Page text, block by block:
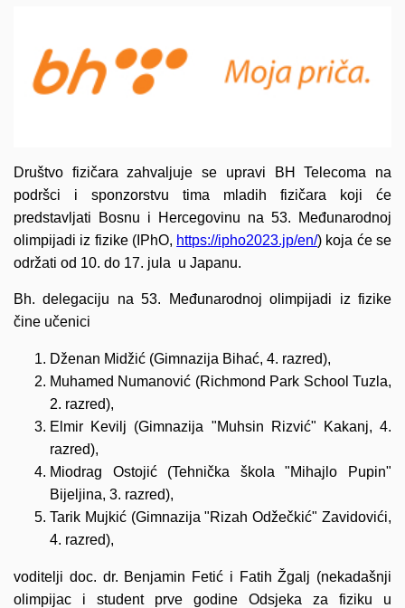
Društvo fizičara zahvaljuje se upravi BH Telecoma na
podršci i sponzorstvu tima mladih fizičara koji će
predstavljati Bosnu i Hercegovinu na 53. Međunarodnoj
olimpijadi iz fizike (IPhO, https://ipho2023.jp/en/) koja će se
održati od 10. do 17. jula u Japanu.
Bh. delegaciju na 53. Međunarodnoj olimpijadi iz fizike
čine učenici
Dženan Midžić (Gimnazija Bihać, 4. razred),
Muhamed Numanović (Richmond Park School Tuzla,
2. razred),
Elmir Kevilj (Gimnazija "Muhsin Rizvić" Kakanj, 4.
razred),
Miodrag Ostojić (Tehnička škola "Mihajlo Pupin"
Bijeljina, 3. razred),
Tarik Mujkić (Gimnazija "Rizah Odžečkić" Zavidovići,
4. razred),
voditelji doc. dr. Benjamin Fetić i Fatih Žgalj (nekadašnji
olimpijac i student prve godine Odsjeka za fiziku u